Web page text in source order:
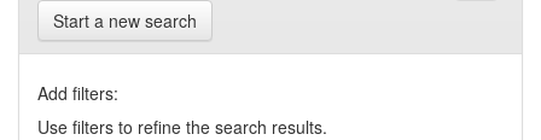
Start a new search
Add filters:
Use filters to refine the search results.